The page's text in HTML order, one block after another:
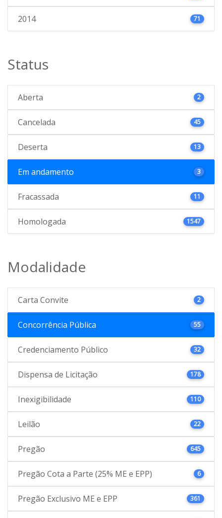
2014 71
Status
Aberta 2
Cancelada 45
Deserta 13
Em andamento 3
Fracassada 11
Homologada 1547
Modalidade
Carta Convite 2
Concorrência Pública 55
Credenciamento Público 32
Dispensa de Licitação 178
Inexigibilidade 110
Leilão 22
Pregão 645
Pregão Cota a Parte (25% ME e EPP) 6
Pregão Exclusivo ME e EPP 361